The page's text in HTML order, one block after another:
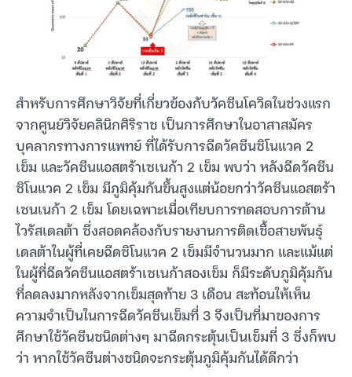
สำหรับการศึกษาวิจัยที่เกี่ยวข้องกับวัคซีนโควิดในช่วงแรก
จากศูนย์วิจัยคลินิกศิริราช เป็นการศึกษาในอาสาสมัคร
บุคลากรทางการแพทย์ ที่ได้รับการฉีดวัคซีนซิโนแวค 2
เข็ม และวัคซีนแอสตร้าเซเนก้า 2 เข็ม พบว่า หลังฉีดวัคซีน
ซิโนแวค 2 เข็ม มีภูมิคุ้มกันขึ้นสูงแต่น้อยกว่าวัคซีนแอสตร้า
เซนเนก้า 2 เข็ม โดยเฉพาะเมื่อเทียบการทดสอบการต้าน
ไวรัสเดลต้า ซึ่งสอดคล้องกับรายงานการติดเชื้อสายพันธุ์
เดลต้าในผู้ที่เคยฉีดซิโนแวค 2 เข็มมีจำนวนมาก และแม้แต่
ในผู้ที่ฉีดวัคซีนแอสตร้าเซเนก้าสองเข็ม ก็มีระดับภูมิคุ้มกัน
ที่ลดลงมากหลังจากเข็มสุดท้าย 3 เดือน สะท้อนให้เห็น
ความจำเป็นในการฉีดวัคซีนเข็มที่ 3 จึงเป็นที่มาของการ
ศึกษาใช้วัคซีนชนิดต่างๆ มาฉีดกระตุ้นเป็นเข็มที่ 3 ซึ่งก็พบ
ว่า หากใช้วัคซีนต่างชนิดจะกระตุ้นภูมิคุ้มกันได้ดีกว่า